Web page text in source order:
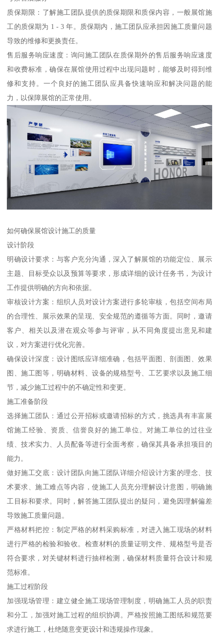
质保期限：了解施工团队提供的质保期限和质保内容，一般展馆施
工的质保期为 1 - 3 年。质保期内，施工团队应承担因施工质量问题
导致的维修和更换责任。
售后服务响应速度：询问施工团队在质保期外的售后服务响应速度
和收费标准，确保在展馆使用过程中出现问题时，能够及时得到维
修和支持。一个良好的施工团队应具备快速响应和解决问题的能
力，以保障展馆的正常使用。
如何确保展馆设计施工的质量
设计阶段
明确设计要求：与客户充分沟通，深入了解展馆的功能定位、展示
主题、目标受众以及预算等要求，形成详细的设计任务书，为设计
工作提供明确的方向和依据。
审核设计方案：组织人员对设计方案进行多轮审核，包括空间布局
的合理性、展示效果的呈现、安全规范的遵循等方面。同时，邀请
客户、相关以及潜在观众等参与评审，从不同角度提出意见和建
议，对方案进行优化完善。
确保设计深度：设计图纸应详细准确，包括平面图、剖面图、效果
图、施工图等，明确材料、设备的规格型号、工艺要求以及施工细
节，减少施工过程中的不确定性和变更。
施工准备阶段
选择施工团队：通过公开招标或邀请招标的方式，挑选具有丰富展
馆施工经验、资质、信誉良好的施工单位。对施工单位的过往业
绩、技术实力、人员配备等进行全面考察，确保其具备承担项目的
能力。
做好施工交底：设计团队向施工团队详细介绍设计方案的理念、技
术要求、施工难点等内容，使施工人员充分理解设计意图，明确施
工目标和要求。同时，解答施工团队提出的疑问，避免因理解偏差
导致施工质量问题。
严格材料把控：制定严格的材料采购标准，对进入施工现场的材料
进行严格的检验和验收。检查材料的质量证明文件、规格型号是否
符合要求，对关键材料进行抽样检测，确保材料质量符合设计和规
范标准。
施工过程阶段
加强现场管理：建立健全施工现场管理制度，明确施工人员的职责
和分工，加强对施工过程的组织协调。严格按照施工图纸和规范要
求进行施工，杜绝随意变更设计和违规操作现象。